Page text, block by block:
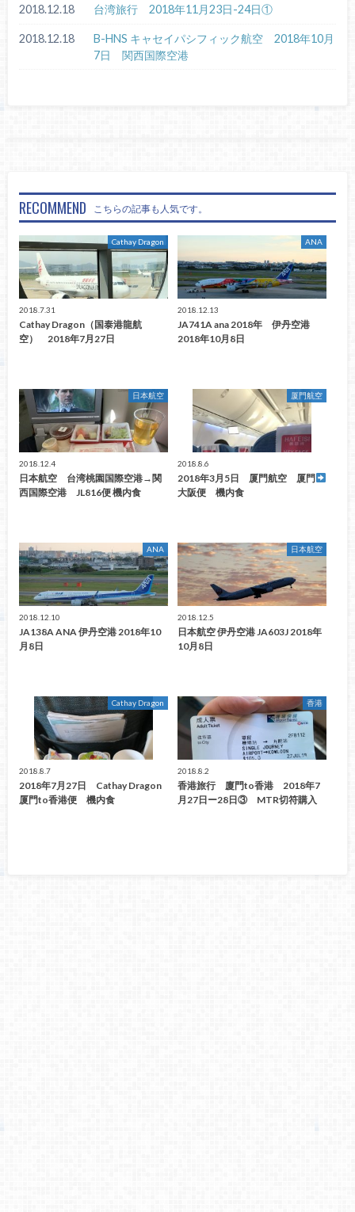
2018.12.18 台湾旅行 2018年11月23日-24日①
2018.12.18
B-HNS キャセイパシフィック航空 2018年10月
7日 関西国際空港
RECOMMEND こちらの記事も人気です。
Cathay Dragon
2018.7.31
Cathay Dragon（国泰港龍航
空） 2018年7月27日
ANA
2018.12.13
JA741A ana 2018年 伊丹空港
2018年10月8日
日本航空
2018.12.4
日本航空 台湾桃園国際空港→関
西国際空港 JL816便 機内食
厦門航空
2018.8.6
2018年3月5日 厦門航空 厦門
大阪便 機内食
ANA
2018.12.10
JA138A ANA 伊丹空港 2018年10
月8日
日本航空
2018.12.5
日本航空 伊丹空港 JA603J 2018年
10月8日
Cathay Dragon
2018.8.7
2018年7月27日 Cathay Dragon
厦門to香港便 機内食
香港
2018.8.2
香港旅行 廈門to香港 2018年7
月27日ー28日③ MTR切符購入